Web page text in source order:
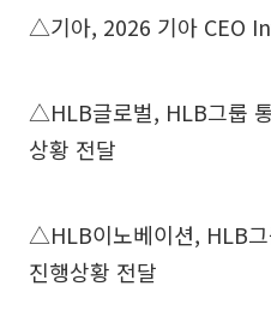
△기아, 2026 기아 CEO
△HLB글로벌, HLB그룹
상황 전달
△HLB이노베이션, HLB
진행상황 전달